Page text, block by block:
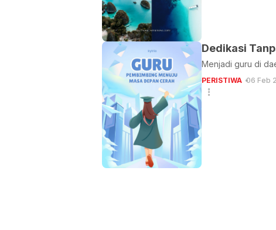
Dedikasi
Menjadi guru di
PERISTIWA 06 Feb